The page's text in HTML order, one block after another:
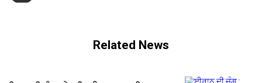
Related News